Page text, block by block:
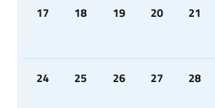
17 18 19 20 21
24 25 26 27 28